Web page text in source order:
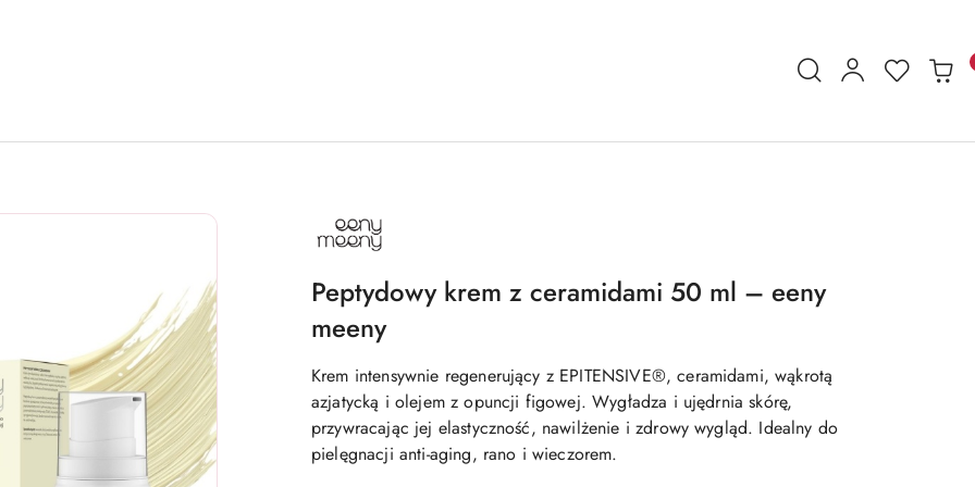
NAZWA
PRODUCENTA:
EENY
Peptydowy krem z ceramidami 50 ml – eeny
meeny
Krem intensywnie regenerujący z EPITENSIVE®, ceramidami, wąkrotą
azjatycką i olejem z opuncji figowej. Wygładza i ujędrnia skórę,
przywracając jej elastyczność, nawilżenie i zdrowy wygląd. Idealny do
pielęgnacji anti-aging, rano i wieczorem.